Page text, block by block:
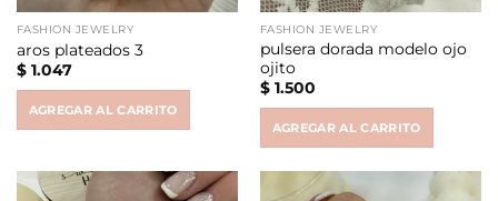
FASHION JEWELRY
aros plateados 3
$1.047
AGREGAR AL CARRITO
FASHION JEWELRY
pulsera dorada modelo ojo
ojito
$1.500
AGREGAR AL CARRITO